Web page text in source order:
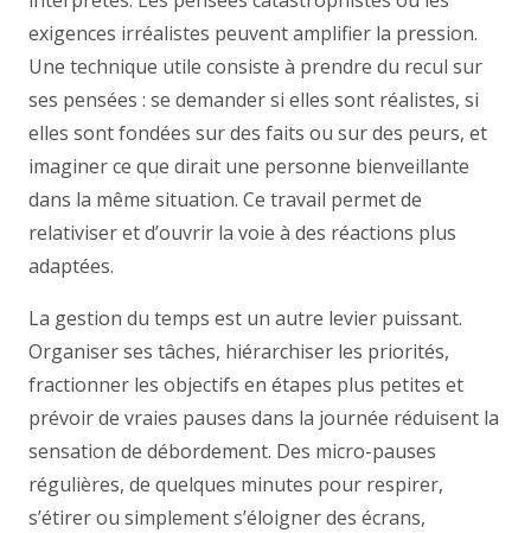
exigences irréalistes peuvent amplifier la pression.
Une technique utile consiste à prendre du recul sur
ses pensées : se demander si elles sont réalistes, si
elles sont fondées sur des faits ou sur des peurs, et
imaginer ce que dirait une personne bienveillante
dans la même situation. Ce travail permet de
relativiser et d’ouvrir la voie à des réactions plus
adaptées.
La gestion du temps est un autre levier puissant.
Organiser ses tâches, hiérarchiser les priorités,
fractionner les objectifs en étapes plus petites et
prévoir de vraies pauses dans la journée réduisent la
sensation de débordement. Des micro-pauses
régulières, de quelques minutes pour respirer,
s’étirer ou simplement s’éloigner des écrans,